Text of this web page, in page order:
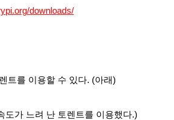
downloads/
트를 이용할 수 있다. (아래)
도가 느려 난 토렌트를 이용했다.)